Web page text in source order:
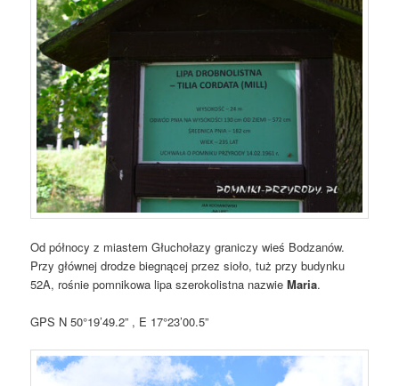
Od północy z miastem Głuchołazy graniczy wieś Bodzanów.
Przy głównej drodze biegnącej przez sioło, tuż przy budynku
52A, rośnie pomnikowa lipa szerokolistna nazwieMaria.
GPS N 50°19’49.2” , E 17°23’00.5”